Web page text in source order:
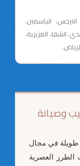
الياسمين،
الشفا، العزيزية،
وصيانة
طويلة في مجال
العصرية